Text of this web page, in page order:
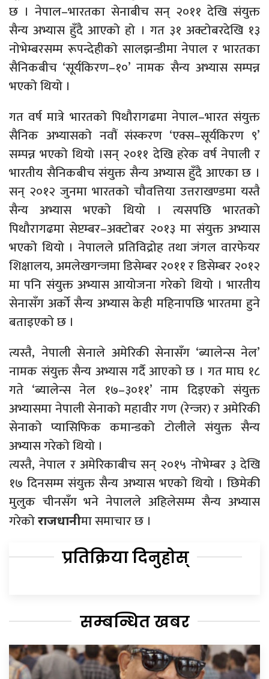
छ । नेपाल–भारतका सेनाबीच सन् २०११ देखि संयुक्त
सैन्य अभ्यास हुँदै आएको हो । गत ३१ अक्टोबरदेखि १३
नोभेम्बरसम्म रूपन्देहीको सालझन्डीमा नेपाल र भारतका
सैनिकबीच ‘सूर्यकिरण–१०’ नामक सैन्य अभ्यास सम्पन्न
भएको थियो ।
गत वर्ष मात्रे भारतको पिथौरागढमा नेपाल–भारत संयुक्त
सैनिक अभ्यासको नवौं संस्करण ‘एक्स–सूर्यकिरण ९’
सम्पन्न भएको थियो ।सन् २०११ देखि हरेक वर्ष नेपाली र
भारतीय सैनिकबीच संयुक्त सैन्य अभ्यास हुँदै आएका छ ।
सन् २०१२ जुनमा भारतको चौवत्तिया उत्तराखण्डमा यस्तै
सैन्य अभ्यास भएको थियो । त्यसपछि भारतको
पिथौरागढमा सेप्टम्बर–अक्टोबर २०१३ मा संयुक्त अभ्यास
भएको थियो । नेपालले प्रतिविद्रोह तथा जंगल वारफेयर
शिक्षालय, अमलेखगन्जमा डिसेम्बर २०११ र डिसेम्बर २०१२
मा पनि संयुक्त अभ्यास आयोजना गरेको थियो । भारतीय
सेनासँग अर्को सैन्य अभ्यास केही महिनापछि भारतमा हुने
बताइएको छ ।
त्यस्तै, नेपाली सेनाले अमेरिकी सेनासँग ‘ब्यालेन्स नेल’
नामक संयुक्त सैन्य अभ्यास गर्दै आएको छ । गत माघ १८
गते ‘ब्यालेन्स नेल १७–३०११’ नाम दिइएको संयुक्त
अभ्यासमा नेपाली सेनाको महावीर गण (रेन्जर) र अमेरिकी
सेनाको प्यासिफिक कमान्डको टोलीले संयुक्त सैन्य
अभ्यास गरेको थियो ।
त्यस्तै, नेपाल र अमेरिकाबीच सन् २०१५ नोभेम्बर ३ देखि
१७ दिनसम्म संयुक्त सैन्य अभ्यास भएको थियो । छिमेकी
मुलुक चीनसँग भने नेपालले अहिलेसम्म सैन्य अभ्यास
गरेकोराजधानीमा समाचार छ ।
प्रतिक्रिया दिनुहोस्
सम्बन्धित खबर